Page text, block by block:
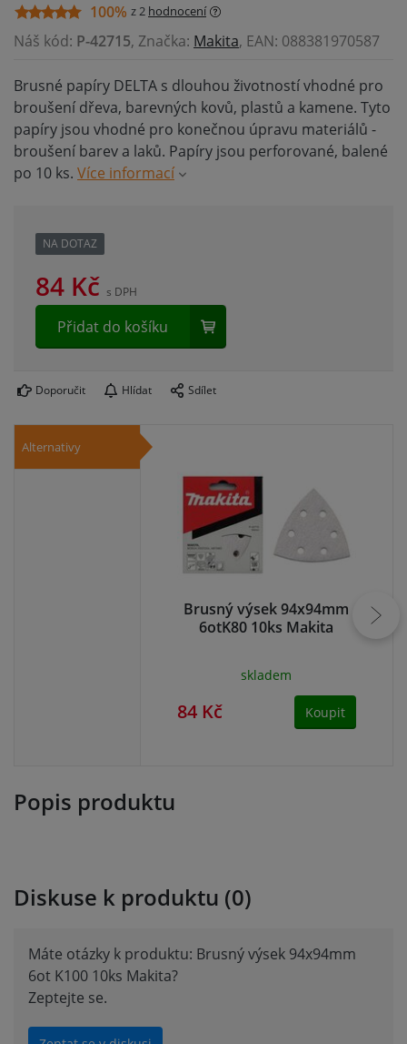
100% z 2 hodnocení
Náš kód: P-42715, Značka: Makita, EAN: 088381970587
Brusné papíry DELTA s dlouhou životností vhodné pro
broušení dřeva, barevných kovů, plastů a kamene. Tyto
papíry jsou vhodné pro konečnou úpravu materiálů -
broušení barev a laků. Papíry jsou perforované, balené
po 10 ks. Více informací
NA DOTAZ
84 Kč s DPH
Přidat do košíku
Doporučit Hlídat Sdílet
Alternativy
Brusný výsek 94x94mm
6otK80 10ks Makita
skladem
84 Kč Koupit
Popis produktu
Diskuse k produktu (0)
Máte otázky k produktu: Brusný výsek 94x94mm
6ot K100 10ks Makita?
Zeptejte se.